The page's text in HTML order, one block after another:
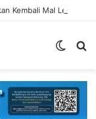
Switch